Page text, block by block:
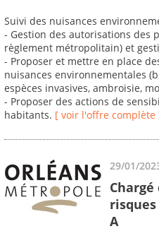
Suivi des nuisances
- Gestion des autorisations des
règlement métropolitain) et
- Proposer et mettre en place
nuisances environnementales
espèces invasives, ambroisie,
- Proposer des actions de
habitants. [ voir l'offre complète
29/01/
A